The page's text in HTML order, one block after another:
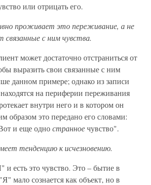
или отрицать его.
проживает это переживание, а не
связанные с ним чувства.
может достаточно отстраниться от
выразить свои связанные с ним
данном примере; однако из записи
на периферии переживания
внутри него и в котором он
образом это передано его словами:
и еще одностранноечувство".
тенденцию к исчезновению.
есть это чувство. Это – бытие в
мало сознается как объект, но в